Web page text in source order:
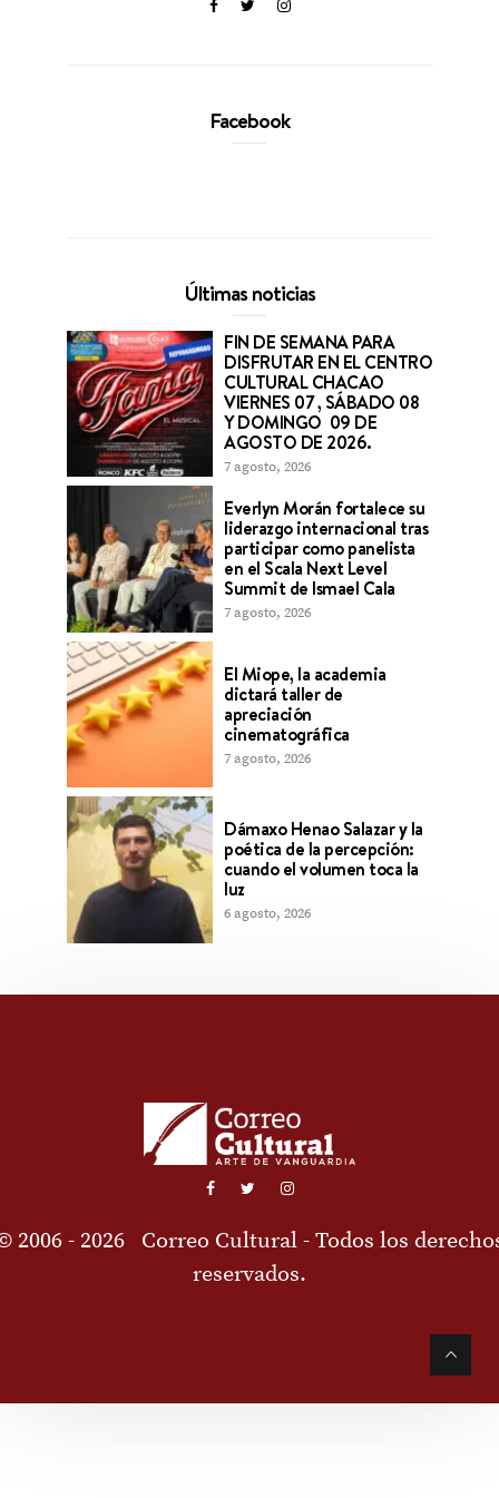
Facebook
Últimas noticias
FIN DE SEMANA PARA
DISFRUTAR EN EL CENTRO
CULTURAL CHACAO
VIERNES 07 , SÁBADO 08
Y DOMINGO 09 DE
AGOSTO DE 2026.
7 agosto, 2026
Everlyn Morán fortalece su
liderazgo internacional tras
participar como panelista
en el Scala Next Level
Summit de Ismael Cala
7 agosto, 2026
El Miope, la academia
dictará taller de
apreciación
cinematográfica
7 agosto, 2026
Dámaxo Henao Salazar y la
poética de la percepción:
cuando el volumen toca la
luz
6 agosto, 2026
2006 - 2026 Correo Cultural - Todos los
reservados.